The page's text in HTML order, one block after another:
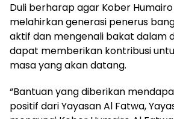
Duli berharap agar Kober
melahirkan generasi penerus
aktif dan mengenali bakat dalam
dapat memberikan kontribusi
masa yang akan datang.
“Bantuan yang diberikan
positif dari Yayasan Al Fatwa,